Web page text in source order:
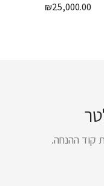
₪25,000.00
קוד ההנחה.